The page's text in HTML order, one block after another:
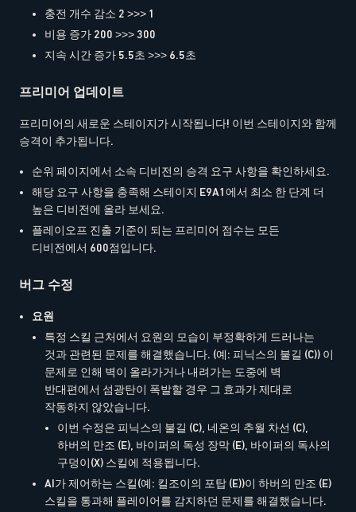
충전 개수 감소 2 >>> 1
비용 증가 200 >>> 300
지속 시간 증가 5.5초 >>> 6.5초
프리미어 업데이트
프리미어의 새로운 스테이지가 시작됩니다! 이번 스테이지와 함께
승격이 추가됩니다.
순위 페이지에서 소속 디비전의 승격 요구 사항을 확인하세요.
해당 요구 사항을 충족해 스테이지 E9A1에서 최소 한 단계 더
높은 디비전에 올라 보세요.
플레이오프 진출 기준이 되는 프리미어 점수는 모든
디비전에서 600점입니다.
버그 수정
요원
특정 스킬 근처에서 요원의 모습이 부정확하게 드러나는
것과 관련된 문제를 해결했습니다. (예: 피닉스의 불길 (C)) 이
문제로 인해 벽이 올라가거나 내려가는 도중에 벽
반대편에서 섬광탄이 폭발할 경우 그 효과가 제대로
작동하지 않았습니다.
이번 수정은 피닉스의 불길 (C), 네온의 추월 차선 (C),
하버의 만조 (E), 바이퍼의 독성 장막 (E), 바이퍼의 독사의
구덩이(X) 스킬에 적용됩니다.
AI가 제어하는 스킬(예: 킬조이의 포탑 (E))이 하버의 만조 (E)
스킬을 통과해 플레이어를 감지하던 문제를 해결했습니다.